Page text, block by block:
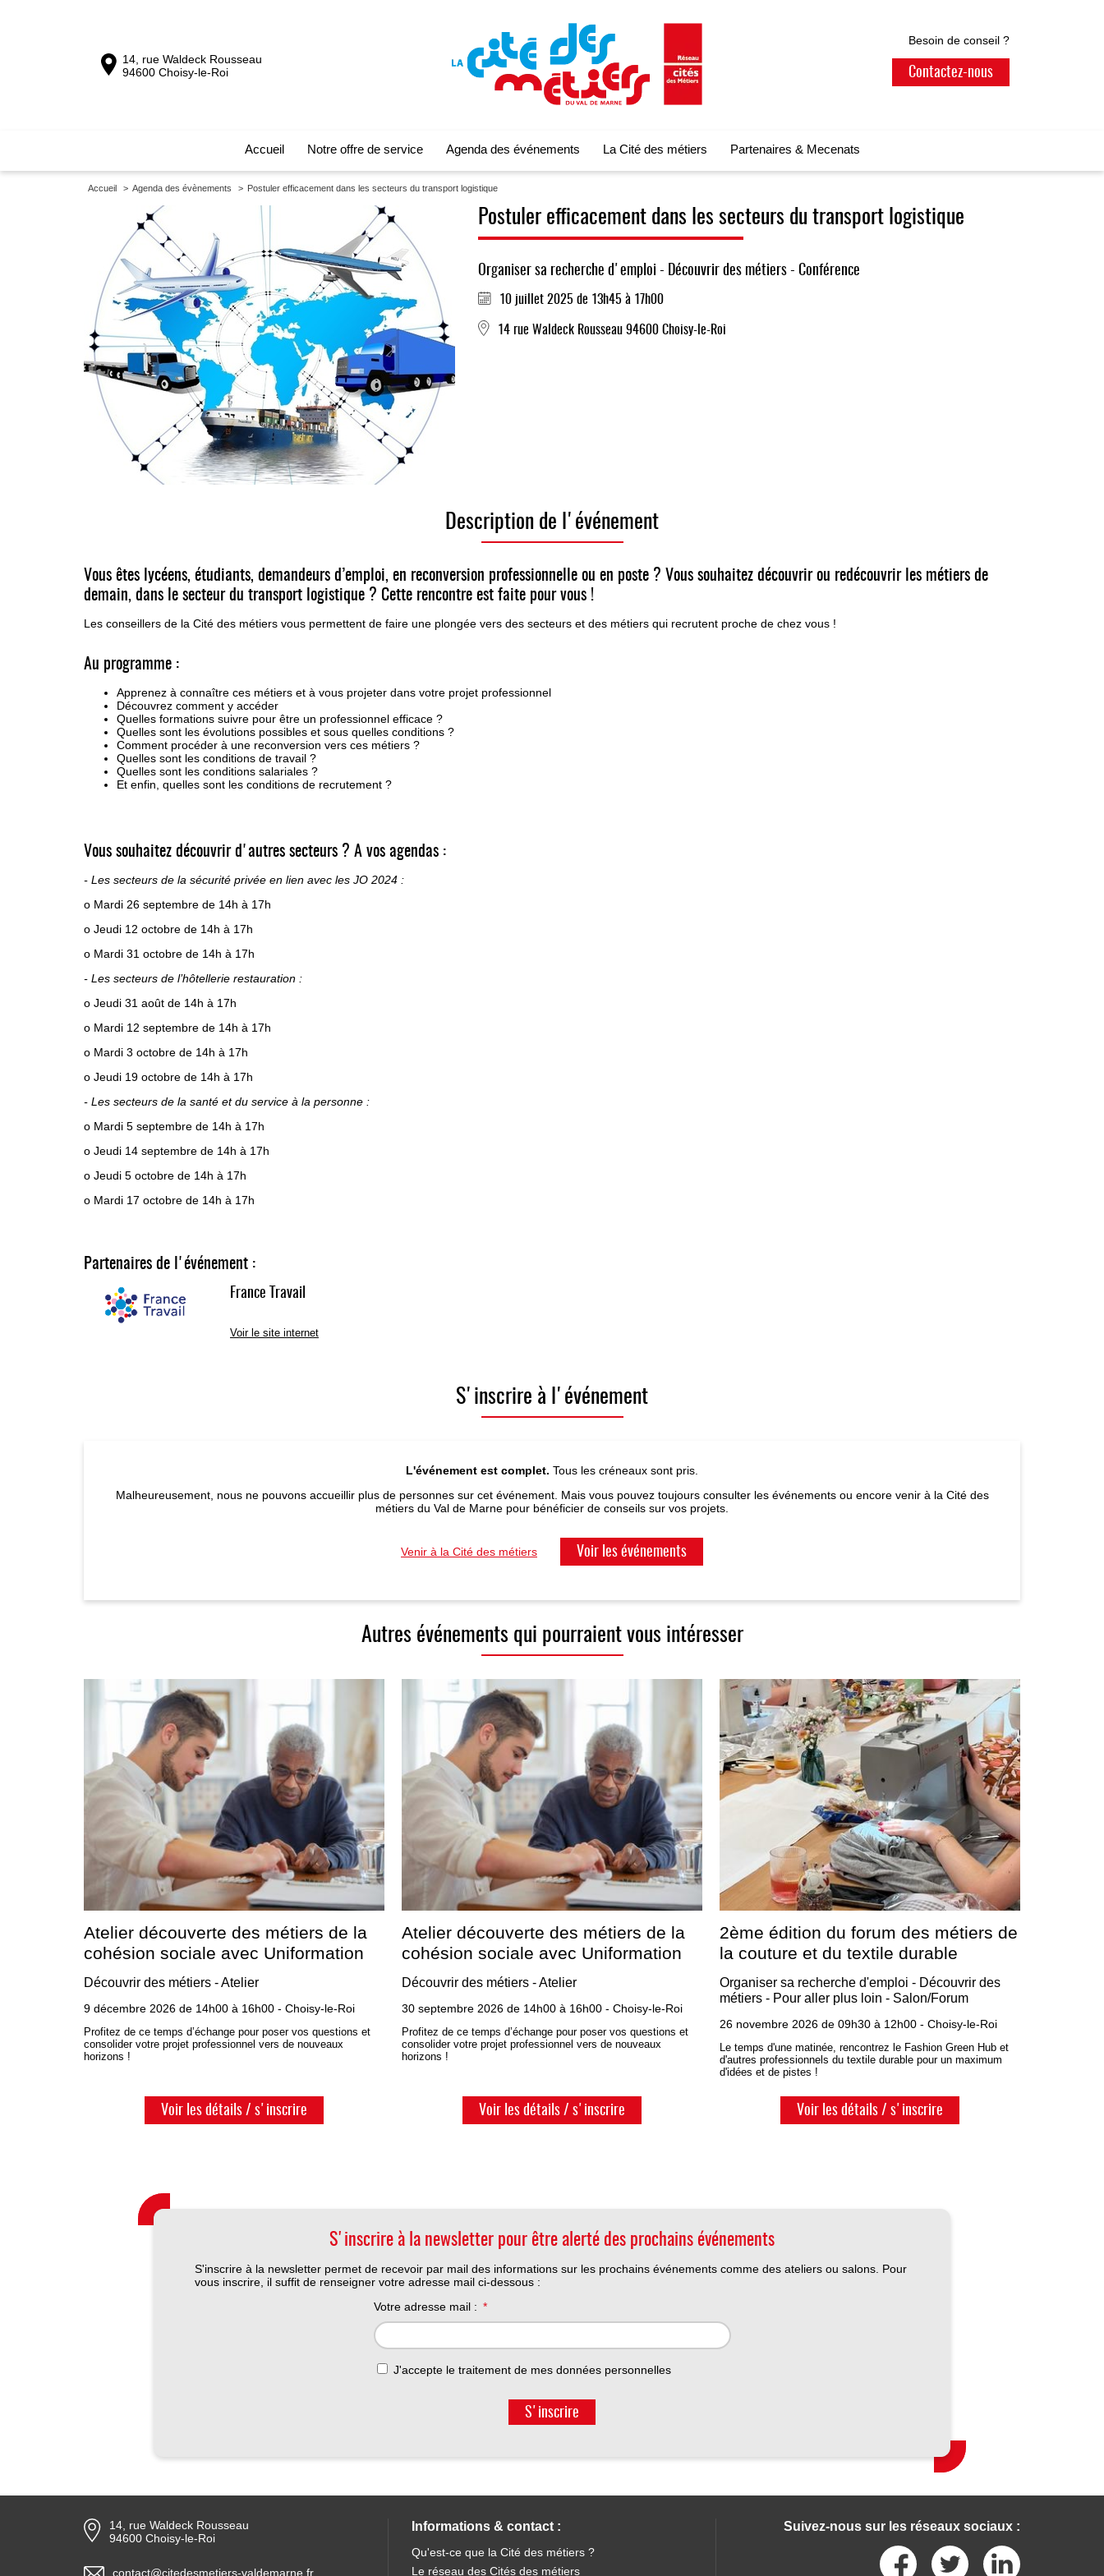
14, rue Waldeck Rousseau
94600 Choisy-le-Roi
Besoin de conseil ?
Contactez-nous
Accueil Notre offre de service Agenda des événements La Cité des métiers Partenaires & Mecenats
Accueil > Agenda des évènements > Postuler efficacement dans les secteurs du transport logistique
Postuler efficacement dans les secteurs du transport logistique
Organiser sa recherche d'emploi - Découvrir des métiers - Conférence
10 juillet 2025 de 13h45 à 17h00
14 rue Waldeck Rousseau 94600 Choisy-le-Roi
Description de l'événement
Vous êtes lycéens, étudiants, demandeurs d’emploi, en reconversion professionnelle ou en poste ? Vous souhaitez découvrir ou redécouvrir les métiers de
demain, dans le secteur du transport logistique ? Cette rencontre est faite pour vous !
Les conseillers de la Cité des métiers vous permettent de faire une plongée vers des secteurs et des métiers qui recrutent proche de chez vous !
Au programme :
Apprenez à connaître ces métiers et à vous projeter dans votre projet professionnel
Découvrez comment y accéder
Quelles formations suivre pour être un professionnel efficace ?
Quelles sont les évolutions possibles et sous quelles conditions ?
Comment procéder à une reconversion vers ces métiers ?
Quelles sont les conditions de travail ?
Quelles sont les conditions salariales ?
Et enfin, quelles sont les conditions de recrutement ?
Vous souhaitez découvrir d'autres secteurs ? A vos agendas :
- Les secteurs de la sécurité privée en lien avec les JO 2024 :
o Mardi 26 septembre de 14h à 17h
o Jeudi 12 octobre de 14h à 17h
o Mardi 31 octobre de 14h à 17h
- Les secteurs de l’hôtellerie restauration :
o Jeudi 31 août de 14h à 17h
o Mardi 12 septembre de 14h à 17h
o Mardi 3 octobre de 14h à 17h
o Jeudi 19 octobre de 14h à 17h
- Les secteurs de la santé et du service à la personne :
o Mardi 5 septembre de 14h à 17h
o Jeudi 14 septembre de 14h à 17h
o Jeudi 5 octobre de 14h à 17h
o Mardi 17 octobre de 14h à 17h
Partenaires de l'événement :
France Travail
Voir le site internet
S'inscrire à l'événement
L'événement est complet. Tous les créneaux sont pris.
Malheureusement, nous ne pouvons accueillir plus de personnes sur cet événement. Mais vous pouvez toujours consulter les événements ou encore venir à la Cité des
métiers du Val de Marne pour bénéficier de conseils sur vos projets.
Venir à la Cité des métiers Voir les événements
Autres événements qui pourraient vous intéresser
Atelier découverte des métiers de la
cohésion sociale avec Uniformation
Découvrir des métiers - Atelier
9 décembre 2026 de 14h00 à 16h00 - Choisy-le-Roi
Profitez de ce temps d’échange pour poser vos questions et
consolider votre projet professionnel vers de nouveaux
horizons !
Voir les détails / s'inscrire
Atelier découverte des métiers de la
cohésion sociale avec Uniformation
Découvrir des métiers - Atelier
30 septembre 2026 de 14h00 à 16h00 - Choisy-le-Roi
Profitez de ce temps d’échange pour poser vos questions et
consolider votre projet professionnel vers de nouveaux
horizons !
Voir les détails / s'inscrire
2ème édition du forum des métiers de
la couture et du textile durable
Organiser sa recherche d'emploi - Découvrir des
métiers - Pour aller plus loin - Salon/Forum
26 novembre 2026 de 09h30 à 12h00 - Choisy-le-Roi
Le temps d'une matinée, rencontrez le Fashion Green Hub et
d'autres professionnels du textile durable pour un maximum
d'idées et de pistes !
Voir les détails / s'inscrire
S'inscrire à la newsletter pour être alerté des prochains événements
S'inscrire à la newsletter permet de recevoir par mail des informations sur les prochains événements comme des ateliers ou salons. Pour
vous inscrire, il suffit de renseigner votre adresse mail ci-dessous :
Votre adresse mail :
J'accepte le traitement de mes données personnelles
S'inscrire
14, rue Waldeck Rousseau
94600 Choisy-le-Roi
contact@citedesmetiers-valdemarne.fr
Informations & contact :
Qu'est-ce que la Cité des métiers ?
Le réseau des Cités des métiers
Suivez-nous sur les réseaux sociaux :